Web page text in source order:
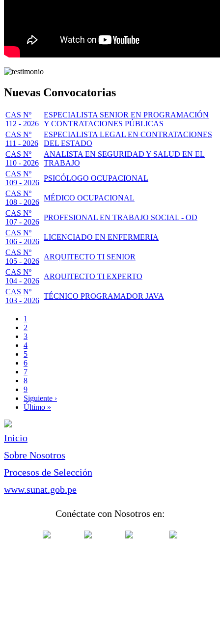
Nuevas Convocatorias
CAS Nº
112 - 2026
ESPECIALISTA SENIOR EN PROGRAMACIÓN
Y CONTRATACIONES PÚBLICAS
CAS Nº
111 - 2026
ESPECIALISTA LEGAL EN CONTRATACIONES
DEL ESTADO
CAS Nº
110 - 2026
ANALISTA EN SEGURIDAD Y SALUD EN EL
TRABAJO
CAS Nº
109 - 2026
PSICÓLOGO OCUPACIONAL
CAS Nº
108 - 2026
MÉDICO OCUPACIONAL
CAS Nº
107 - 2026
PROFESIONAL EN TRABAJO SOCIAL - OD
CAS Nº
106 - 2026
LICENCIADO EN ENFERMERIA
CAS Nº
105 - 2026
ARQUITECTO TI SENIOR
CAS Nº
104 - 2026
ARQUITECTO TI EXPERTO
CAS Nº
103 - 2026
TÉCNICO PROGRAMADOR JAVA
Paginación
Página
actual
1
Page
2
Page
3
Page
4
Page
5
Page
6
Page
7
Page
8
Page
9
Siguiente
página
Siguiente ›
Última
Último »
Inicio
Sobre Nosotros
Procesos de Selección
www.sunat.gob.pe
Conéctate con Nosotros en: